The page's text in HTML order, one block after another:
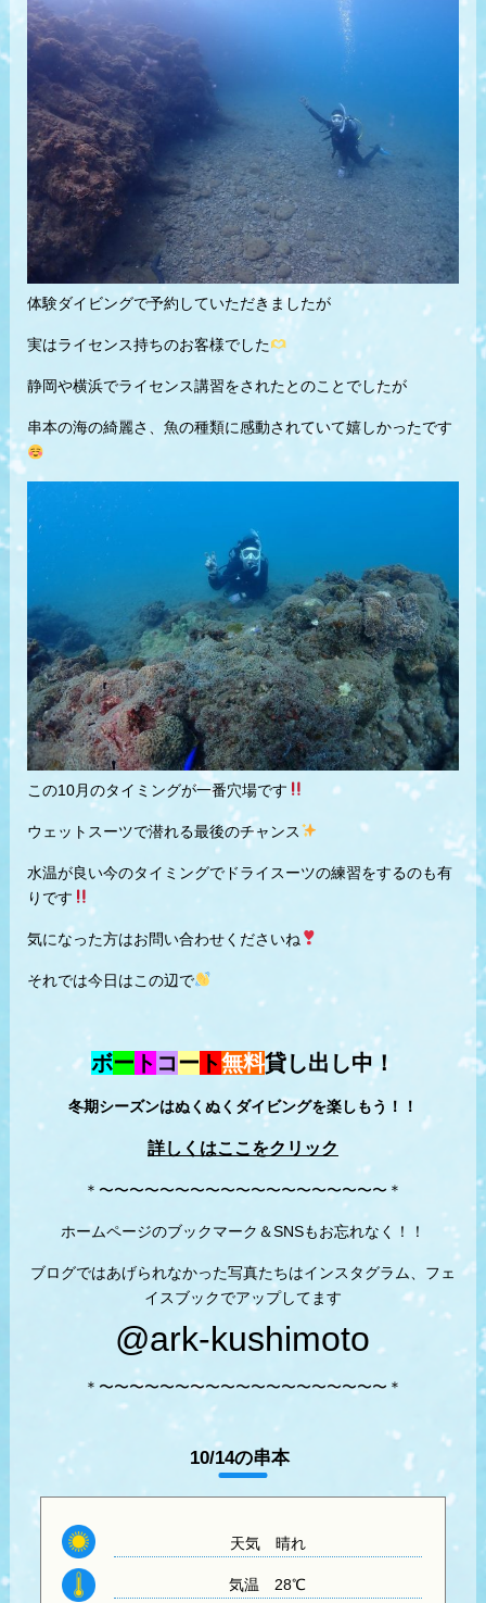
体験ダイビングで予約していただきましたが
実はライセンス持ちのお客様でした
静岡や横浜でライセンス講習をされたとのことでしたが
串本の海の綺麗さ、魚の種類に感動されていて嬉しかったです
この10月のタイミングが一番穴場です
ウェットスーツで潜れる最後のチャンス
水温が良い今のタイミングでドライスーツの練習をするのも有
りです
気になった方はお問い合わせくださいね
それでは今日はこの辺で
ボー ト コー ト無料貸し出し中！
冬期シーズンはぬくぬくダイビングを楽しもう！！
詳しくはここをクリック
＊〜〜〜〜〜〜〜〜〜〜〜〜〜〜〜〜〜〜〜＊
ホームページのブックマーク＆SNSもお忘れなく！！
ブログではあげられなかった写真たちはインスタグラム、フェ
イスブックでアップしてます
@ark-kushimoto
＊〜〜〜〜〜〜〜〜〜〜〜〜〜〜〜〜〜〜〜＊
10/14の串本
天気晴れ
気温 28℃